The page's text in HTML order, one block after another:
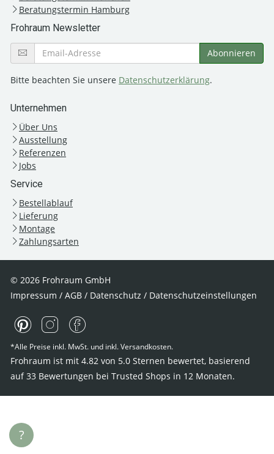
Beratungstermin Hamburg
Frohraum Newsletter
Bitte beachten Sie unsere Datenschutzerklärung.
Unternehmen
Über Uns
Ausstellung
Referenzen
Jobs
Service
Bestellablauf
Lieferung
Montage
Zahlungsarten
© 2026 Frohraum GmbH
Impressum / AGB / Datenschutz / Datenschutzeinstellungen
*Alle Preise inkl. MwSt. und inkl. Versandkosten.
Frohraum ist mit 4.82 von 5.0 Sternen bewertet, basierend
auf33 Bewertungen bei Trusted Shops in 12 Monaten.
?